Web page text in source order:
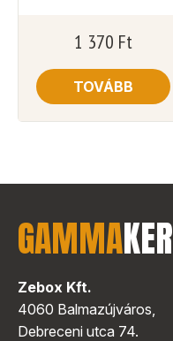
1 370 Ft
TOVÁBB
GAMMAKER
Zebox Kft.
4060 Balmazújváros,
Debreceni utca 74.